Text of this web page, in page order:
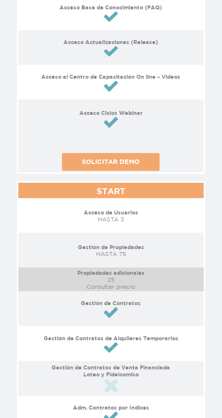
Acceso Base de Conocimiento (FAQ)
Acceso Actualizaciones (Release)
Acceso al Centro de Capacitación On line – Videos
Acceso Ciclos Webinar
SOLICITAR DEMO
START
Acceso de Usuarios
HASTA 3
Gestión de Propiedades
HASTA 75
Propiedades adicionales
25
Consultar precio
Gestión de Contratos
Gestión de Contratos de Alquileres Temporarios
Gestión de Contratos de Venta Financiada
Loteo y Fideicomiso
Adm. Contratos por Índices